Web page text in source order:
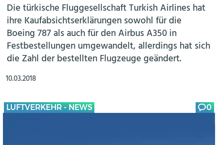
HELIKOPTER
BERUFE
AERO-KULTUR
Die türkische Fluggesellschaft Turkish Airlines hat
ihre Kaufabsichtserklärungen sowohl für die
Boeing 787 als auch für den Airbus A350 in
Festbestellungen umgewandelt, allerdings hat sich
die Zahl der bestellten Flugzeuge geändert.
10.03.2018
LUFTVERKEHR - NEWS 0